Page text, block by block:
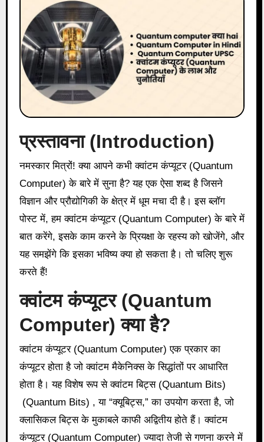
प्रस्तावना (Introduction)
नमस्कार मित्रों! क्या आपने कभी क्वांटम कंप्यूटर (Quantum
Computer) के बारे में सुना है? यह एक ऐसा शब्द है जिसने
विज्ञान और प्रौद्योगिकी के क्षेत्र में धूम मचा दी है। इस ब्लॉग
पोस्ट में, हम क्वांटम कंप्यूटर (Quantum Computer) के बारे में
बात करेंगे, इसके काम करने के प्रियक्षा के रहस्य को खोजेंगे, और
यह समझेंगे कि इसका भविष्य क्या हो सकता है। तो चलिए शुरू
करते हैं!
क्वांटम कंप्यूटर (Quantum
Computer) क्या है?
क्वांटम कंप्यूटर (Quantum Computer) एक प्रकार का
कंप्यूटर होता है जो क्वांटम मैकेनिक्स के सिद्धांतों पर आधारित
होता है। यह विशेष रूप से क्वांटम बिट्स (Quantum Bits)
(Quantum Bits) , या “क्यूबिट्स,” का उपयोग करता है, जो
क्लासिकल बिट्स के मुकाबले काफी अद्वितीय होते हैं। क्वांटम
कंप्यूटर (Quantum Computer) ज्यादा तेजी से गणना करने में